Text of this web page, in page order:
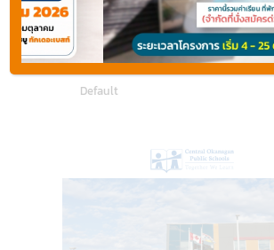
British Columbia บริติชโคลัมเบีย
Areas
Default
British
Columbia
-
British
Columbia
-
Brunswick